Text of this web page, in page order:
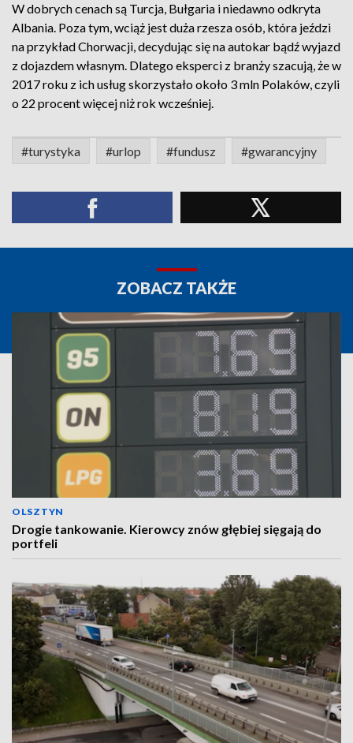
W dobrych cenach są Turcja, Bułgaria i niedawno odkryta
Albania. Poza tym, wciąż jest duża rzesza osób, która jeździ
na przykład Chorwacji, decydując się na autokar bądź wyjazd
z dojazdem własnym. Dlatego eksperci z branży szacują, że w
2017 roku z ich usług skorzystało około 3 mln Polaków, czyli
o 22 procent więcej niż rok wcześniej.
#turystyka #urlop #fundusz #gwarancyjny
ZOBACZ TAKŻE
OLSZTYN
Drogie tankowanie. Kierowcy znów głębiej sięgają do
portfeli